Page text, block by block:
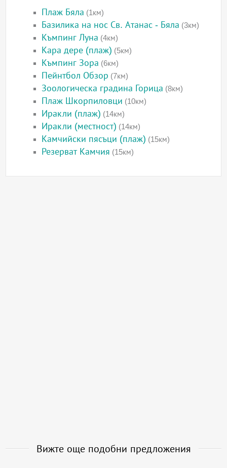
Плаж Бяла (1км)
Базилика на нос Св. Атанас - Бяла (3км)
Къмпинг Луна (4км)
Кара дере (плаж) (5км)
Къмпинг Зора (6км)
Пейнтбол Обзор (7км)
Зоологическа градина Горица (8км)
Плаж Шкорпиловци (10км)
Иракли (плаж) (14км)
Иракли (местност) (14км)
Камчийски пясъци (плаж) (15км)
Резерват Камчия (15км)
Вижте още подобни предложения